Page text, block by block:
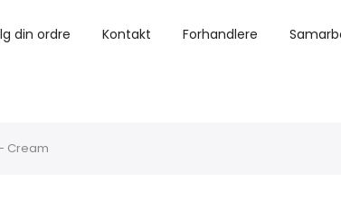
din ordre Kontakt Forhandlere
Cream